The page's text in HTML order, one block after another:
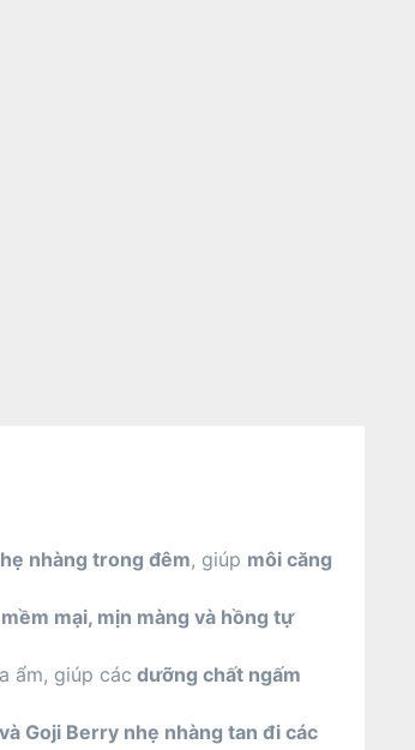
nhàng trong đêm, giúp môi căng
mại, mịn màng và hồng tự
ẩm, giúp các dưỡng chất ngấm
Goji Berry nhẹ nhàng tan đi các